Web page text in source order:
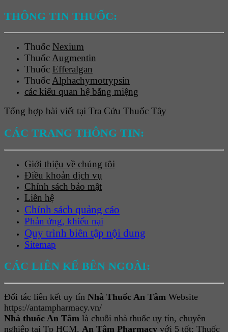
THÔNG TIN THUỐC:
Thuốc Nexium
ThuốcAugmentin
Thuốc Efferalgan
ThuốcAlphachymotrypsin
các kiểu quan hệ bằng miệng
Tổng hợp bài viết tại Tra Cứu Thuốc Tây
CÁC TRANG THÔNG TIN:
Giới thiệu về chúng tôi
Điều khoản dịch vụ
Chính sách bảo mật
Liên hệ
Chính sách quảng cáo
Phản ứng, khiếu nại
Quy trình biên tập nội dung
Sitemap
CÁC LIÊN KẾ BÊN NGOÀI:
Đối tác liên kết uy tín Nhà Thuốc An Tâm Website
https://antampharmacy.vn/
Nhà thuốc An Tâm là chuỗi nhà thuốc uy tín, chuyên
nghiệp tại Tp HCM. An Tâm Pharmacy với 5 tốt: Thuốc